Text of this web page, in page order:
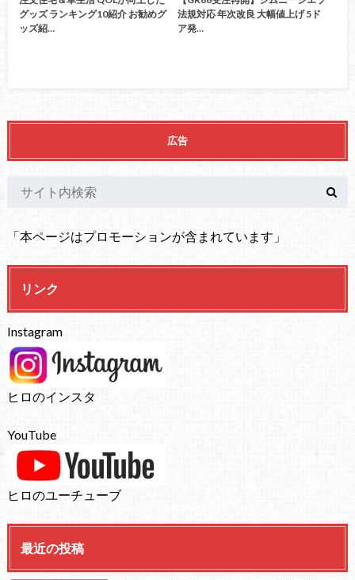
グッズ ランキング10紹介 お勧めグ
ッズ紹…
法規対応 年次改良 大幅値上げ 5ド
ア発…
広告
「本ページはプロモーションが含まれています」
リンク
Instagram
ヒロのインスタ
YouTube
ヒロのユーチューブ
最近の投稿